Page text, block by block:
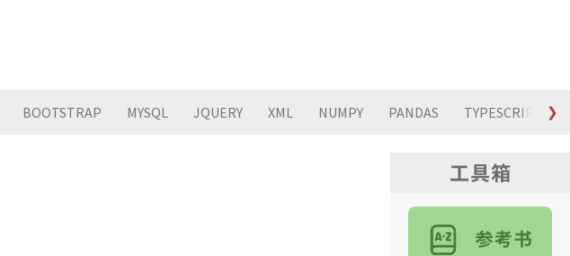
BOOTSTRAP MYSQL JQUERY XML NUMPY PANDAS TYPESCRIPT ❯